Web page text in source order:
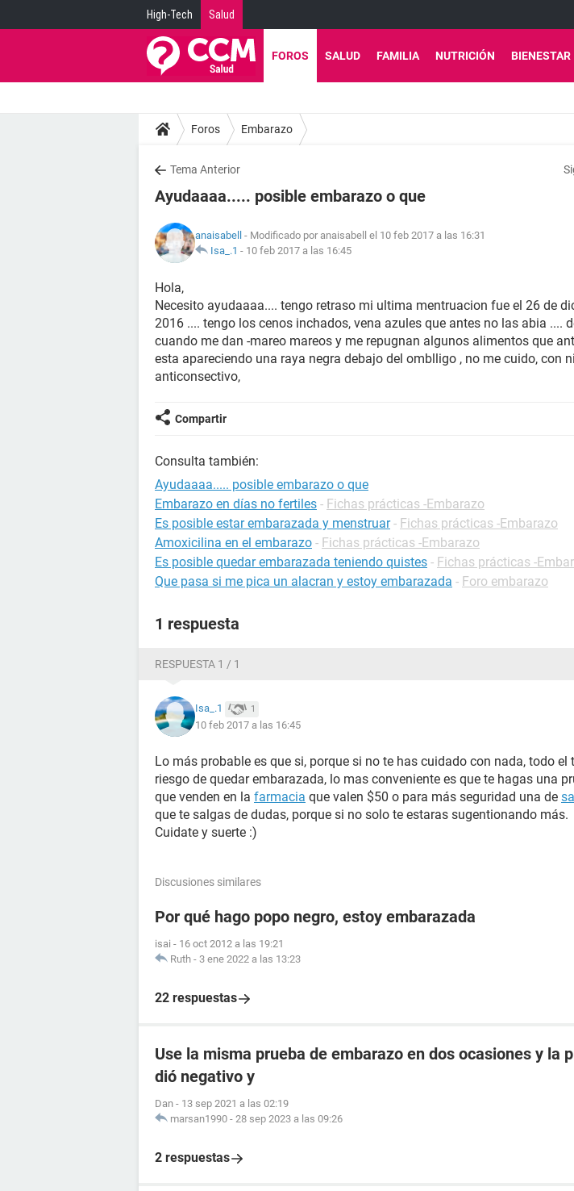
High-Tech Salud
FOROS SALUD FAMILIA NUTRICIÓN BIENESTAR
Foros Embarazo
Tema Anterior
Ayudaaaa..... posible embarazo o que
anaisabell - Modificado por anaisabell el 10 feb 2017 a las 16:31
Isa_.1 - 10 feb 2017 a las 16:45
Hola,
Necesito ayudaaaa.... tengo retraso mi ultima mentruacion fue el 26 de
2016 .... tengo los cenos inchados, vena azules que antes no las abia ....
cuando me dan -mareo mareos y me repugnan algunos alimentos que
esta apareciendo una raya negra debajo del omblligo , no me cuido, con
anticonsectivo,
Compartir
Consulta también:
Ayudaaaa..... posible embarazo o que
Embarazo en días no fertiles - Fichas prácticas -Embarazo
Es posible estar embarazada y menstruar - Fichas prácticas -Embarazo
Amoxicilina en el embarazo - Fichas prácticas -Embarazo
Es posible quedar embarazada teniendo quistes - Fichas prácticas -
Que pasa si me pica un alacran y estoy embarazada - Foro embarazo
1 respuesta
RESPUESTA 1 / 1
Isa_.1 1
10 feb 2017 a las 16:45
Lo más probable es que si, porque si no te has cuidado con nada, todo el
riesgo de quedar embarazada, lo mas conveniente es que te hagas una
que venden en la farmacia que valen $50 o para más seguridad una de
que te salgas de dudas, porque si no solo te estaras sugentionando más.
Cuidate y suerte :)
Discusiones similares
Por qué hago popo negro, estoy embarazada
isai - 16 oct 2012 a las 19:21
Ruth - 3 ene 2022 a las 13:23
22 respuestas
Use la misma prueba de embarazo en dos ocasiones y la
dió negativo y
Dan - 13 sep 2021 a las 02:19
marsan1990 - 28 sep 2023 a las 09:26
2 respuestas